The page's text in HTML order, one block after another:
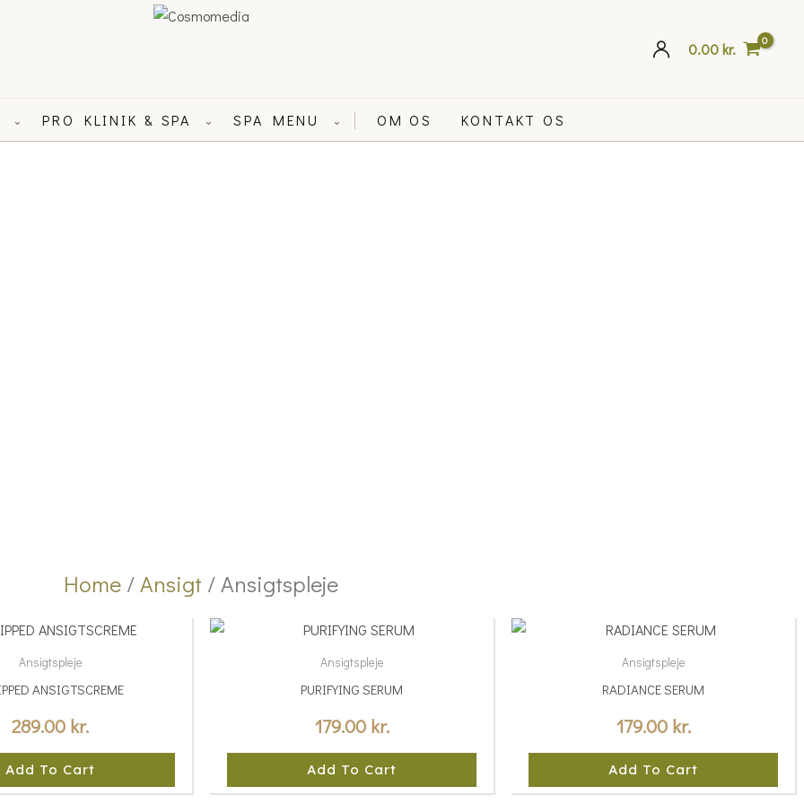
0.00kr.
⌄ PRO KLINIK & SPA ⌄ SPA MENU ⌄ OM OS KONTAKT OS
Home /Ansigt / Ansigtspleje
Ansigtspleje
ANSIGTSCREME
289.00 kr.
Add To Cart
Ansigtspleje
PURIFYING SERUM
179.00 kr.
Add To Cart
Ansigtspleje
RADIANCE SERUM
179.00 kr.
Add To Cart